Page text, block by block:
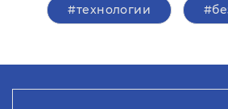
#технологии